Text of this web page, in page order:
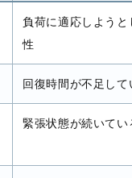
負荷に適応しよう
性
回復時間が不足し
緊張状態が続いてい